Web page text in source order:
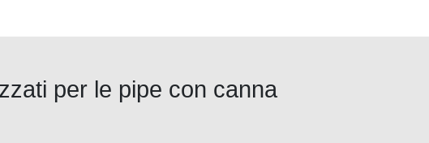
per le pipe con canna